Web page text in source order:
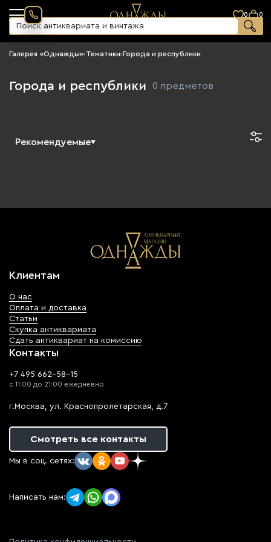
0 0
Галерея «Однажды»›Тематики›Города и республики
Города и республики 0 предметов
Рекомендуемые
Клиентам
О нас
Оплата и доставка
Статьи
Скупка антиквариата
Сдать антиквариат на комиссию
Контакты
+7 495 662-58-15
с 11:00 до 21:00 ежедневно
г.Москва, ул. Краснопролетарская, д.7
Смотреть все контакты
Мы в соц. сетях:
Написать нам: